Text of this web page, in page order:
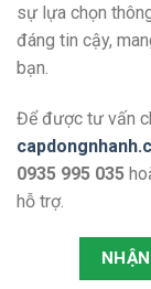
sự lựa chọn
đáng tin cậy,
bạn.
Để được tư vấn
0935 995 035
hỗ trợ.